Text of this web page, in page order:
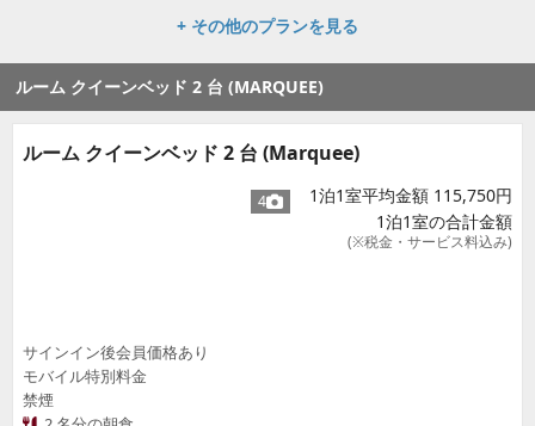
+ その他のプランを見る
ルーム クイーンベッド 2 台 (MARQUEE)
ルーム クイーンベッド 2 台 (Marquee)
4
サインイン後会員価格あり
モバイル特別料金
禁煙
1泊1室平均金額 115,750円
1泊1室の合計金額
(※税金・サービス料込み)